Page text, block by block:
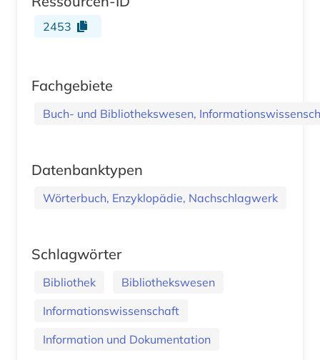
2453
Fachgebiete
Buch- und Bibliothekswesen,
Datenbanktypen
Wörterbuch, Enzyklopädie, Nachschlagwerk
Schlagwörter
Bibliothek
Bibliothekswesen
Informationswissenschaft
Information und Dokumentation